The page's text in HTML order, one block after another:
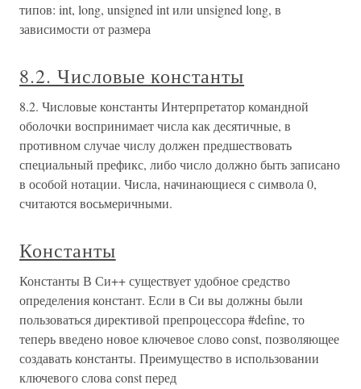
типов: int, long, unsigned int или unsigned long, в
зависимости от размера
8.2. Числовые константы
8.2. Числовые константы Интерпретатор командной
оболочки воспринимает числа как десятичные, в
противном случае числу должен предшествовать
специальный префикс, либо число должно быть записано
в особой нотации. Числа, начинающиеся с символа 0,
считаются восьмеричными.
Константы
Константы В Си++ существует удобное средство
определения констант. Если в Си вы должны были
пользоваться директивой препроцессора #define, то
теперь введено новое ключевое слово const, позволяющее
создавать константы. Преимущество в использовании
ключевого слова const перед